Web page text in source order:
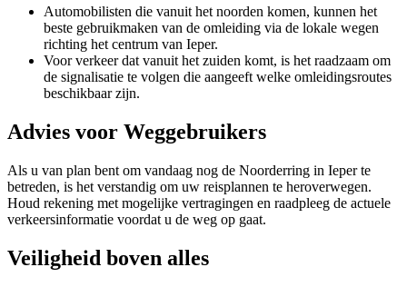
Automobilisten die vanuit het noorden komen, kunnen het
beste gebruikmaken van de omleiding via de lokale wegen
richting het centrum van Ieper.
Voor verkeer dat vanuit het zuiden komt, is het raadzaam om
de signalisatie te volgen die aangeeft welke omleidingsroutes
beschikbaar zijn.
Advies voor Weggebruikers
Als u van plan bent om vandaag nog de Noorderring in Ieper te
betreden, is het verstandig om uw reisplannen te heroverwegen.
Houd rekening met mogelijke vertragingen en raadpleeg de actuele
verkeersinformatie voordat u de weg op gaat.
Veiligheid boven alles